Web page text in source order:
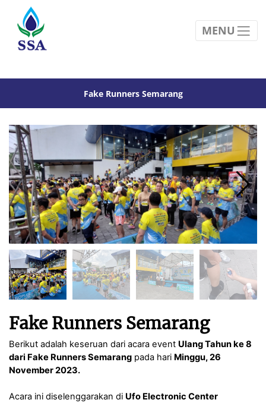
MENU
Fake Runners Semarang
Fake Runners Semarang
Berikut adalah keseruan dari acara event Ulang Tahun ke 8
dari Fake Runners Semarang pada hari Minggu, 26
November 2023.
Acara ini diselenggarakan di Ufo Electronic Center